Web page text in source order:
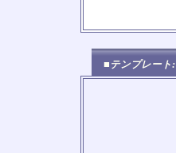
■テンプレート: